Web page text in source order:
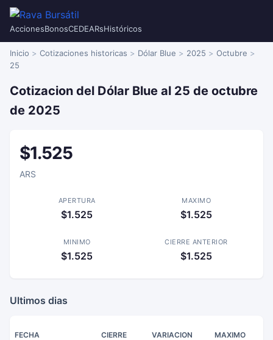
AccionesBonosCEDEARsHistóricos
Inicio Cotizaciones historicas Dólar Blue 2025
Octubre
25
Cotizacion del Dólar Blue al 25 de octubre
de 2025
$1.525
ARS
APERTURA
$1.525
MAXIMO
$1.525
MINIMO
$1.525
CIERRE ANTERIOR
$1.525
Ultimos dias
FECHA CIERRE VARIACION MAXIMO